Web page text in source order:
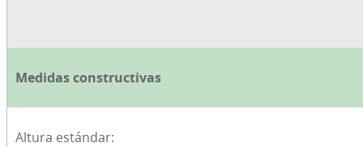
Medidas constructivas
Altura estándar: